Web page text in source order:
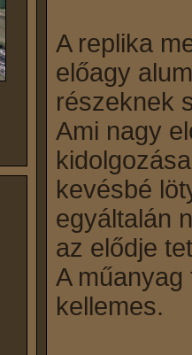
A replika
előagy
részeknek
Ami nagy
kevésbé
egyáltalán
az elődje
A
kellemes.